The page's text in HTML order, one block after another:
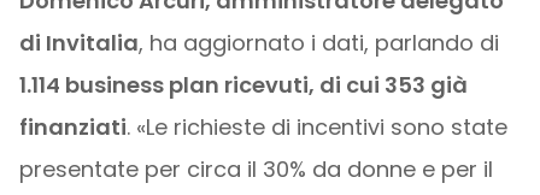
di Invitalia, ha aggiornato i dati, parlando di
1.114 business plan ricevuti, di cui 353 già
finanziati. «Le richieste di incentivi sono state
presentate per circa il 30% da donne e per il